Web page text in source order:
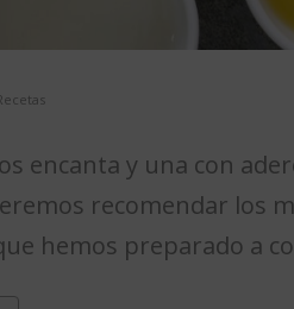
encanta y una con
recomendar los
hemos preparado a